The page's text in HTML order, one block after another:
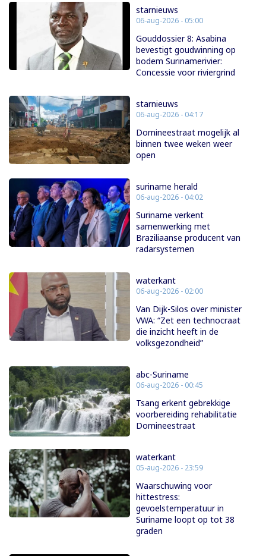
starnieuws
06-aug-2026 - 05:00
Gouddossier 8: Asabina
bevestigt goudwinning op
bodem Surinamerivier:
Concessie voor riviergrind
starnieuws
06-aug-2026 - 04:17
Domineestraat mogelijk al
binnen twee weken weer
open
suriname herald
06-aug-2026 - 04:02
Suriname verkent
samenwerking met
Braziliaanse producent van
radarsystemen
waterkant
06-aug-2026 - 02:00
Van Dijk-Silos over minister
VWA: “Zet een technocraat
die inzicht heeft in de
volksgezondheid”
abc-Suriname
06-aug-2026 - 00:45
Tsang erkent gebrekkige
voorbereiding rehabilitatie
Domineestraat
waterkant
05-aug-2026 - 23:59
Waarschuwing voor
hittestress:
gevoelstemperatuur in
Suriname loopt op tot 38
graden